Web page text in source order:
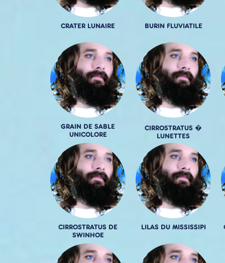
CRATER LUNAIRE BURIN FLUVIATILE
GRAIN DE SABLE
UNICOLORE
CIRROSTRATUS �
LUNETTES
CIRROSTRATUS DE
SWINHOE
LILAS DU MISSISSIPI